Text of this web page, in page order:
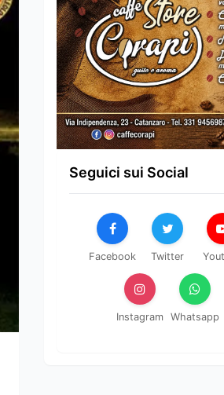
Seguici sui Social
Facebook Twitter
Instagram Whatsapp